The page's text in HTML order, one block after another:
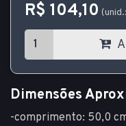
R$ 104,10
Dimensões
-comprimento: 50,0